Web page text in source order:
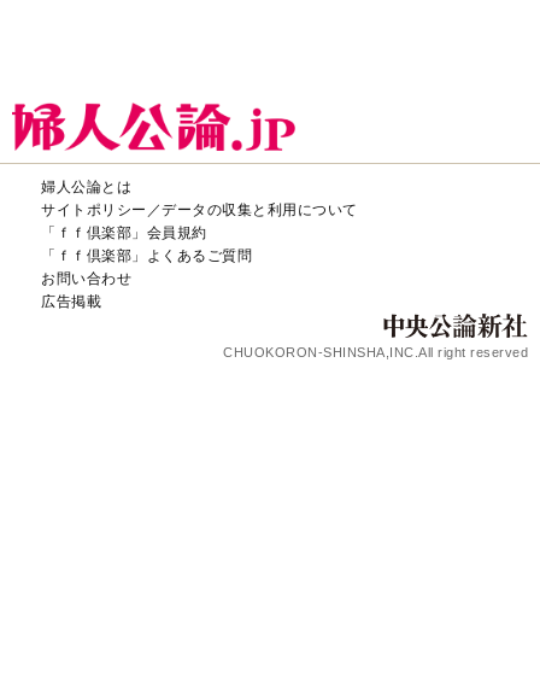
婦人公論とは
サイトポリシー／データの収集と利用について
「ｆｆ倶楽部」会員規約
「ｆｆ倶楽部」よくあるご質問
お問い合わせ
広告掲載
CHUOKORON-SHINSHA,INC.All right reserved